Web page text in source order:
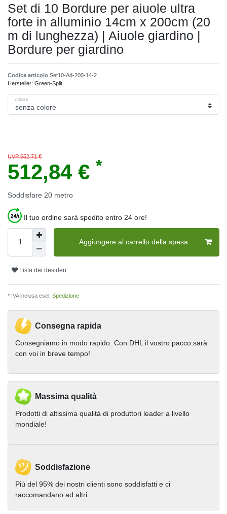
Set di 10 Bordure per aiuole ultra
forte in alluminio 14cm x 200cm (20
m di lunghezza) | Aiuole giardino |
Bordure per giardino
Codice articolo Set10-Ad-200-14-2
Hersteller: Green-Split
colore
UVP 652,71 €
512,84 € *
Soddisfare 20 metro
Il tuo ordine sarà spedito entro 24 ore!
Aggiungere al carrello della spesa
Lista dei desideri
* IVA inclusa escl. Spedizione
Consegna rapida
Consegniamo in modo rapido. Con DHL il vostro pacco sarà
con voi in breve tempo!
Massima qualità
Prodotti di altissima qualità di produttori leader a livello
mondiale!
Soddisfazione
Più del 95% dei nostri clienti sono soddisfatti e ci
raccomandano ad altri.